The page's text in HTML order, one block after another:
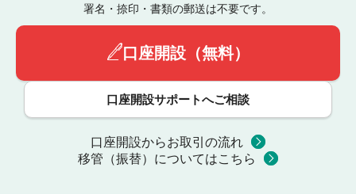
署名・捺印・書類の郵送は不要です。
口座開設（無料）
口座開設サポートへご相談
口座開設からお取引の流れ
移管（振替）についてはこちら